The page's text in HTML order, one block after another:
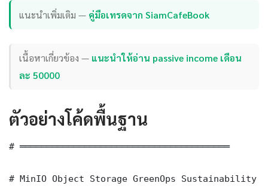
แนะนำเพิ่มเติม — คู่มือเทรดจาก SiamCafeBook
เนื้อหาเกี่ยวข้อง — แนะนำให้อ่าน passive income เดือน
ละ 50000
ตัวอย่างโค้ดพื้นฐาน
# ═══════════════════════════════════════
# MinIO Object Storage GreenOps Sustainability